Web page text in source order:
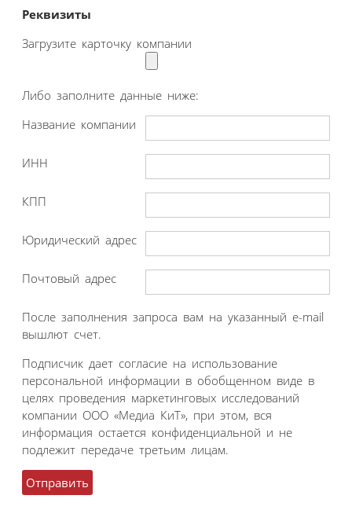
Реквизиты
Загрузите карточку компании
Либо заполните данные ниже:
Название компании
ИНН
КПП
Юридический адрес
Почтовый адрес
После заполнения запроса вам на указанный e-mail
вышлют счет.
Подписчик дает согласие на использование
персональной информации в обобщенном виде в
целях проведения маркетинговых исследований
компании ООО «Медиа КиТ», при этом, вся
информация остается конфиденциальной и не
подлежит передаче третьим лицам.